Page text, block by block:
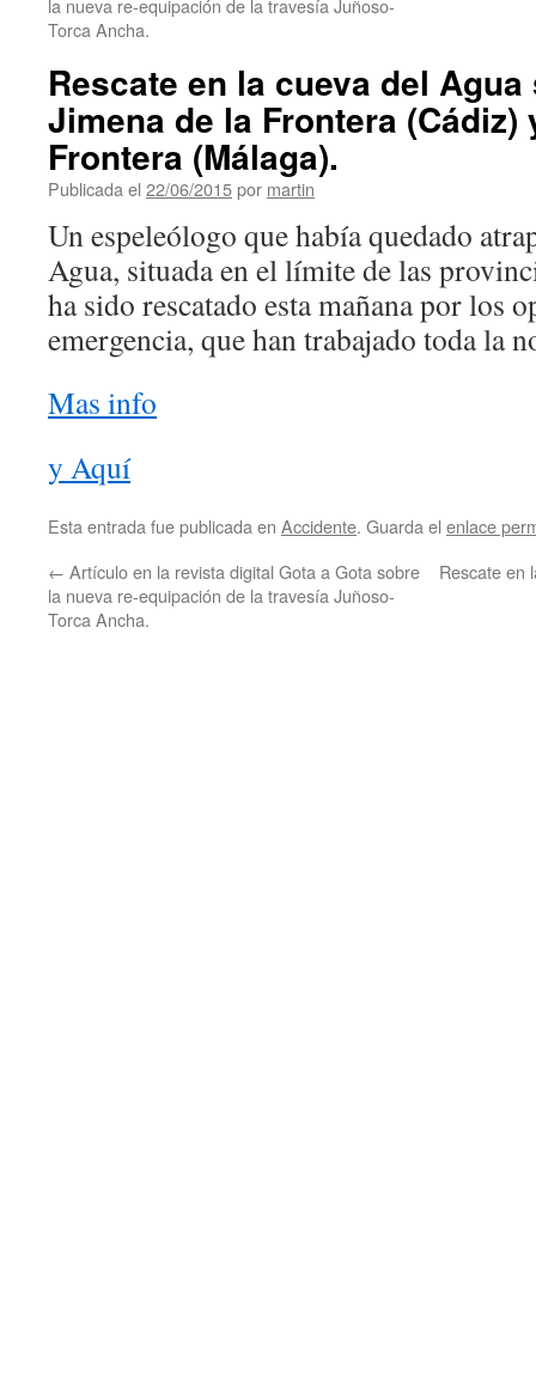
la nueva re-equipación de la travesía Juñoso-
Torca Ancha.
Rescate en la cueva del
Jimena de la Frontera (Cádiz)
Frontera (Málaga).
Publicada el 22/06/2015por martin
Un espeleólogo que había quedado
Agua, situada en el límite de las
ha sido rescatado esta mañana por los
emergencia, que han trabajado toda la
Mas info
y Aquí
Esta entrada fue publicada en Accidente. Guarda el enlace
← Artículo en la revista digital Gota a Gota sobre
la nueva re-equipación de la travesía Juñoso-
Torca Ancha.
Rescate en